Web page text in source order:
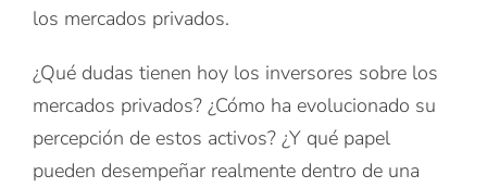
los mercados privados.
¿Qué dudas tienen hoy los inversores sobre los
mercados privados? ¿Cómo ha evolucionado su
percepción de estos activos? ¿Y qué papel
pueden desempeñar realmente dentro de una